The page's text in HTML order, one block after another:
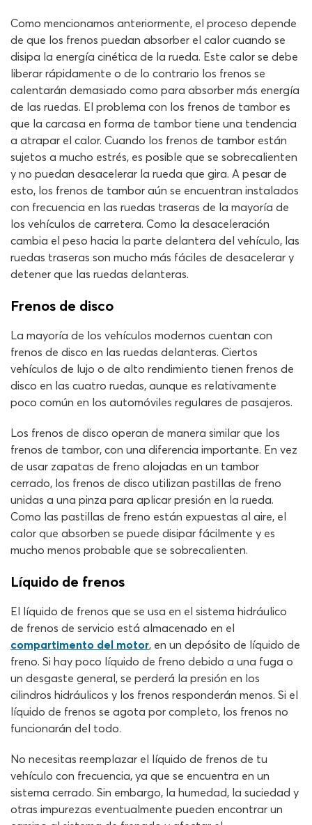
Como mencionamos anteriormente, el proceso depende
de que los frenos puedan absorber el calor cuando se
disipa la energía cinética de la rueda. Este calor se debe
liberar rápidamente o de lo contrario los frenos se
calentarán demasiado como para absorber más energía
de las ruedas. El problema con los frenos de tambor es
que la carcasa en forma de tambor tiene una tendencia
a atrapar el calor. Cuando los frenos de tambor están
sujetos a mucho estrés, es posible que se sobrecalienten
y no puedan desacelerar la rueda que gira. A pesar de
esto, los frenos de tambor aún se encuentran instalados
con frecuencia en las ruedas traseras de la mayoría de
los vehículos de carretera. Como la desaceleración
cambia el peso hacia la parte delantera del vehículo, las
ruedas traseras son mucho más fáciles de desacelerar y
detener que las ruedas delanteras.
Frenos de disco
La mayoría de los vehículos modernos cuentan con
frenos de disco en las ruedas delanteras. Ciertos
vehículos de lujo o de alto rendimiento tienen frenos de
disco en las cuatro ruedas, aunque es relativamente
poco común en los automóviles regulares de pasajeros.
Los frenos de disco operan de manera similar que los
frenos de tambor, con una diferencia importante. En vez
de usar zapatas de freno alojadas en un tambor
cerrado, los frenos de disco utilizan pastillas de freno
unidas a una pinza para aplicar presión en la rueda.
Como las pastillas de freno están expuestas al aire, el
calor que absorben se puede disipar fácilmente y es
mucho menos probable que se sobrecalienten.
Líquido de frenos
El líquido de frenos que se usa en el sistema hidráulico
de frenos de servicio está almacenado en el
compartimento del motor, en un depósito de líquido de
freno. Si hay poco líquido de freno debido a una fuga o
un desgaste general, se perderá la presión en los
cilindros hidráulicos y los frenos responderán menos. Si el
líquido de frenos se agota por completo, los frenos no
funcionarán del todo.
No necesitas reemplazar el líquido de frenos de tu
vehículo con frecuencia, ya que se encuentra en un
sistema cerrado. Sin embargo, la humedad, la suciedad y
otras impurezas eventualmente pueden encontrar un